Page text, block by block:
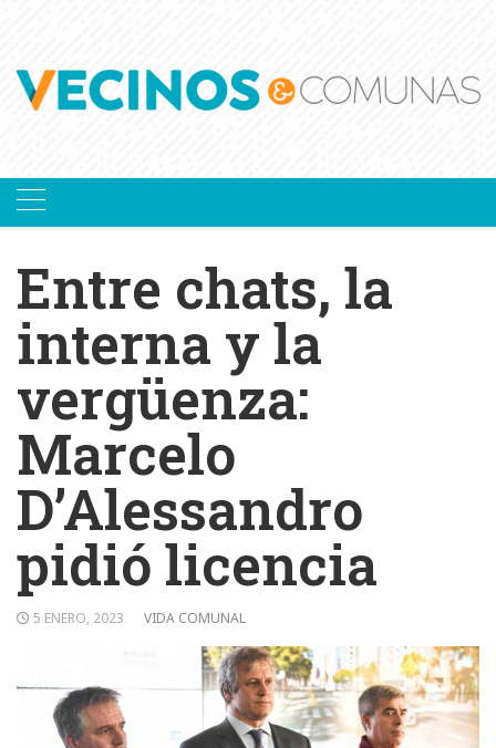
Entre chats, la
interna y la
vergüenza:
Marcelo
D’Alessandro
pidió licencia
5 ENERO, 2023 VIDA COMUNAL